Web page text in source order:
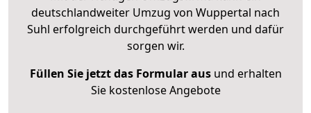
deutschlandweiter Umzug von Wuppertal nach
Suhl erfolgreich durchgeführt werden und dafür
sorgen wir.
Füllen Sie jetzt das Formular ausund erhalten
Sie kostenlose Angebote